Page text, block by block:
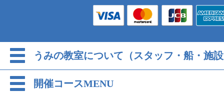
うみの教室について（スタッフ・船・施
開催コースMENU